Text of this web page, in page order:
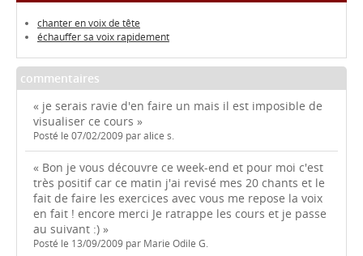
chanter en voix de tête
échauffer sa voix rapidement
commentaires
« je serais ravie d'en faire un mais il est imposible de
visualiser ce cours »
Posté le 07/02/2009 par alice s.
« Bon je vous découvre ce week-end et pour moi c'est
très positif car ce matin j'ai revisé mes 20 chants et le
fait de faire les exercices avec vous me repose la voix
en fait ! encore merci Je ratrappe les cours et je passe
au suivant :) »
Posté le 13/09/2009 par Marie Odile G.